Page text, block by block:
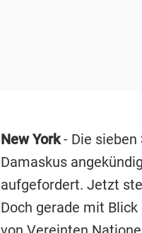
New York- Die sieben
Damaskus
aufgefordert. Jetzt
Doch gerade mit